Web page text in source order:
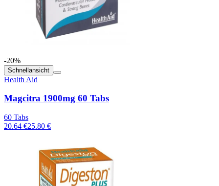
-20%
Schnellansicht
Health Aid
Magcitra 1900mg 60 Tabs
60 Tabs
20.64 €25.80 €